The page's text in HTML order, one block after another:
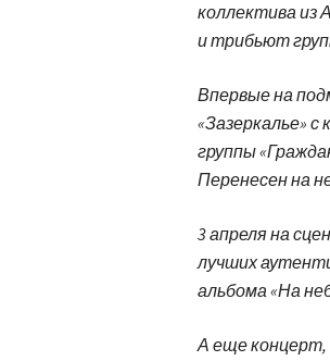
коллектива из
и трибьют
Впервые на
«Зазеркалье»
группы
Перенесен на
3 апреля на
лучших
альбома «На
А еще концерт,